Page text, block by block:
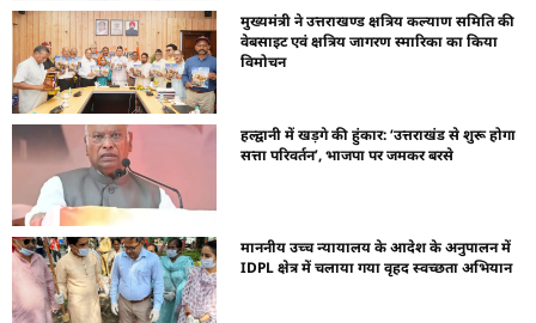
मुख्यमंत्री ने उत्तराखण्ड क्षत्रिय कल्याण समिति की
वेबसाइट एवं क्षत्रिय जागरण स्मारिका का किया
विमोचन
हल्द्वानी में खड़गे की हुंकार: ‘उत्तराखंड से शुरू होगा
सत्ता परिवर्तन’, भाजपा पर जमकर बरसे
माननीय उच्च न्यायालय के आदेश के अनुपालन में
IDPL क्षेत्र में चलाया गया वृहद स्वच्छता अभियान